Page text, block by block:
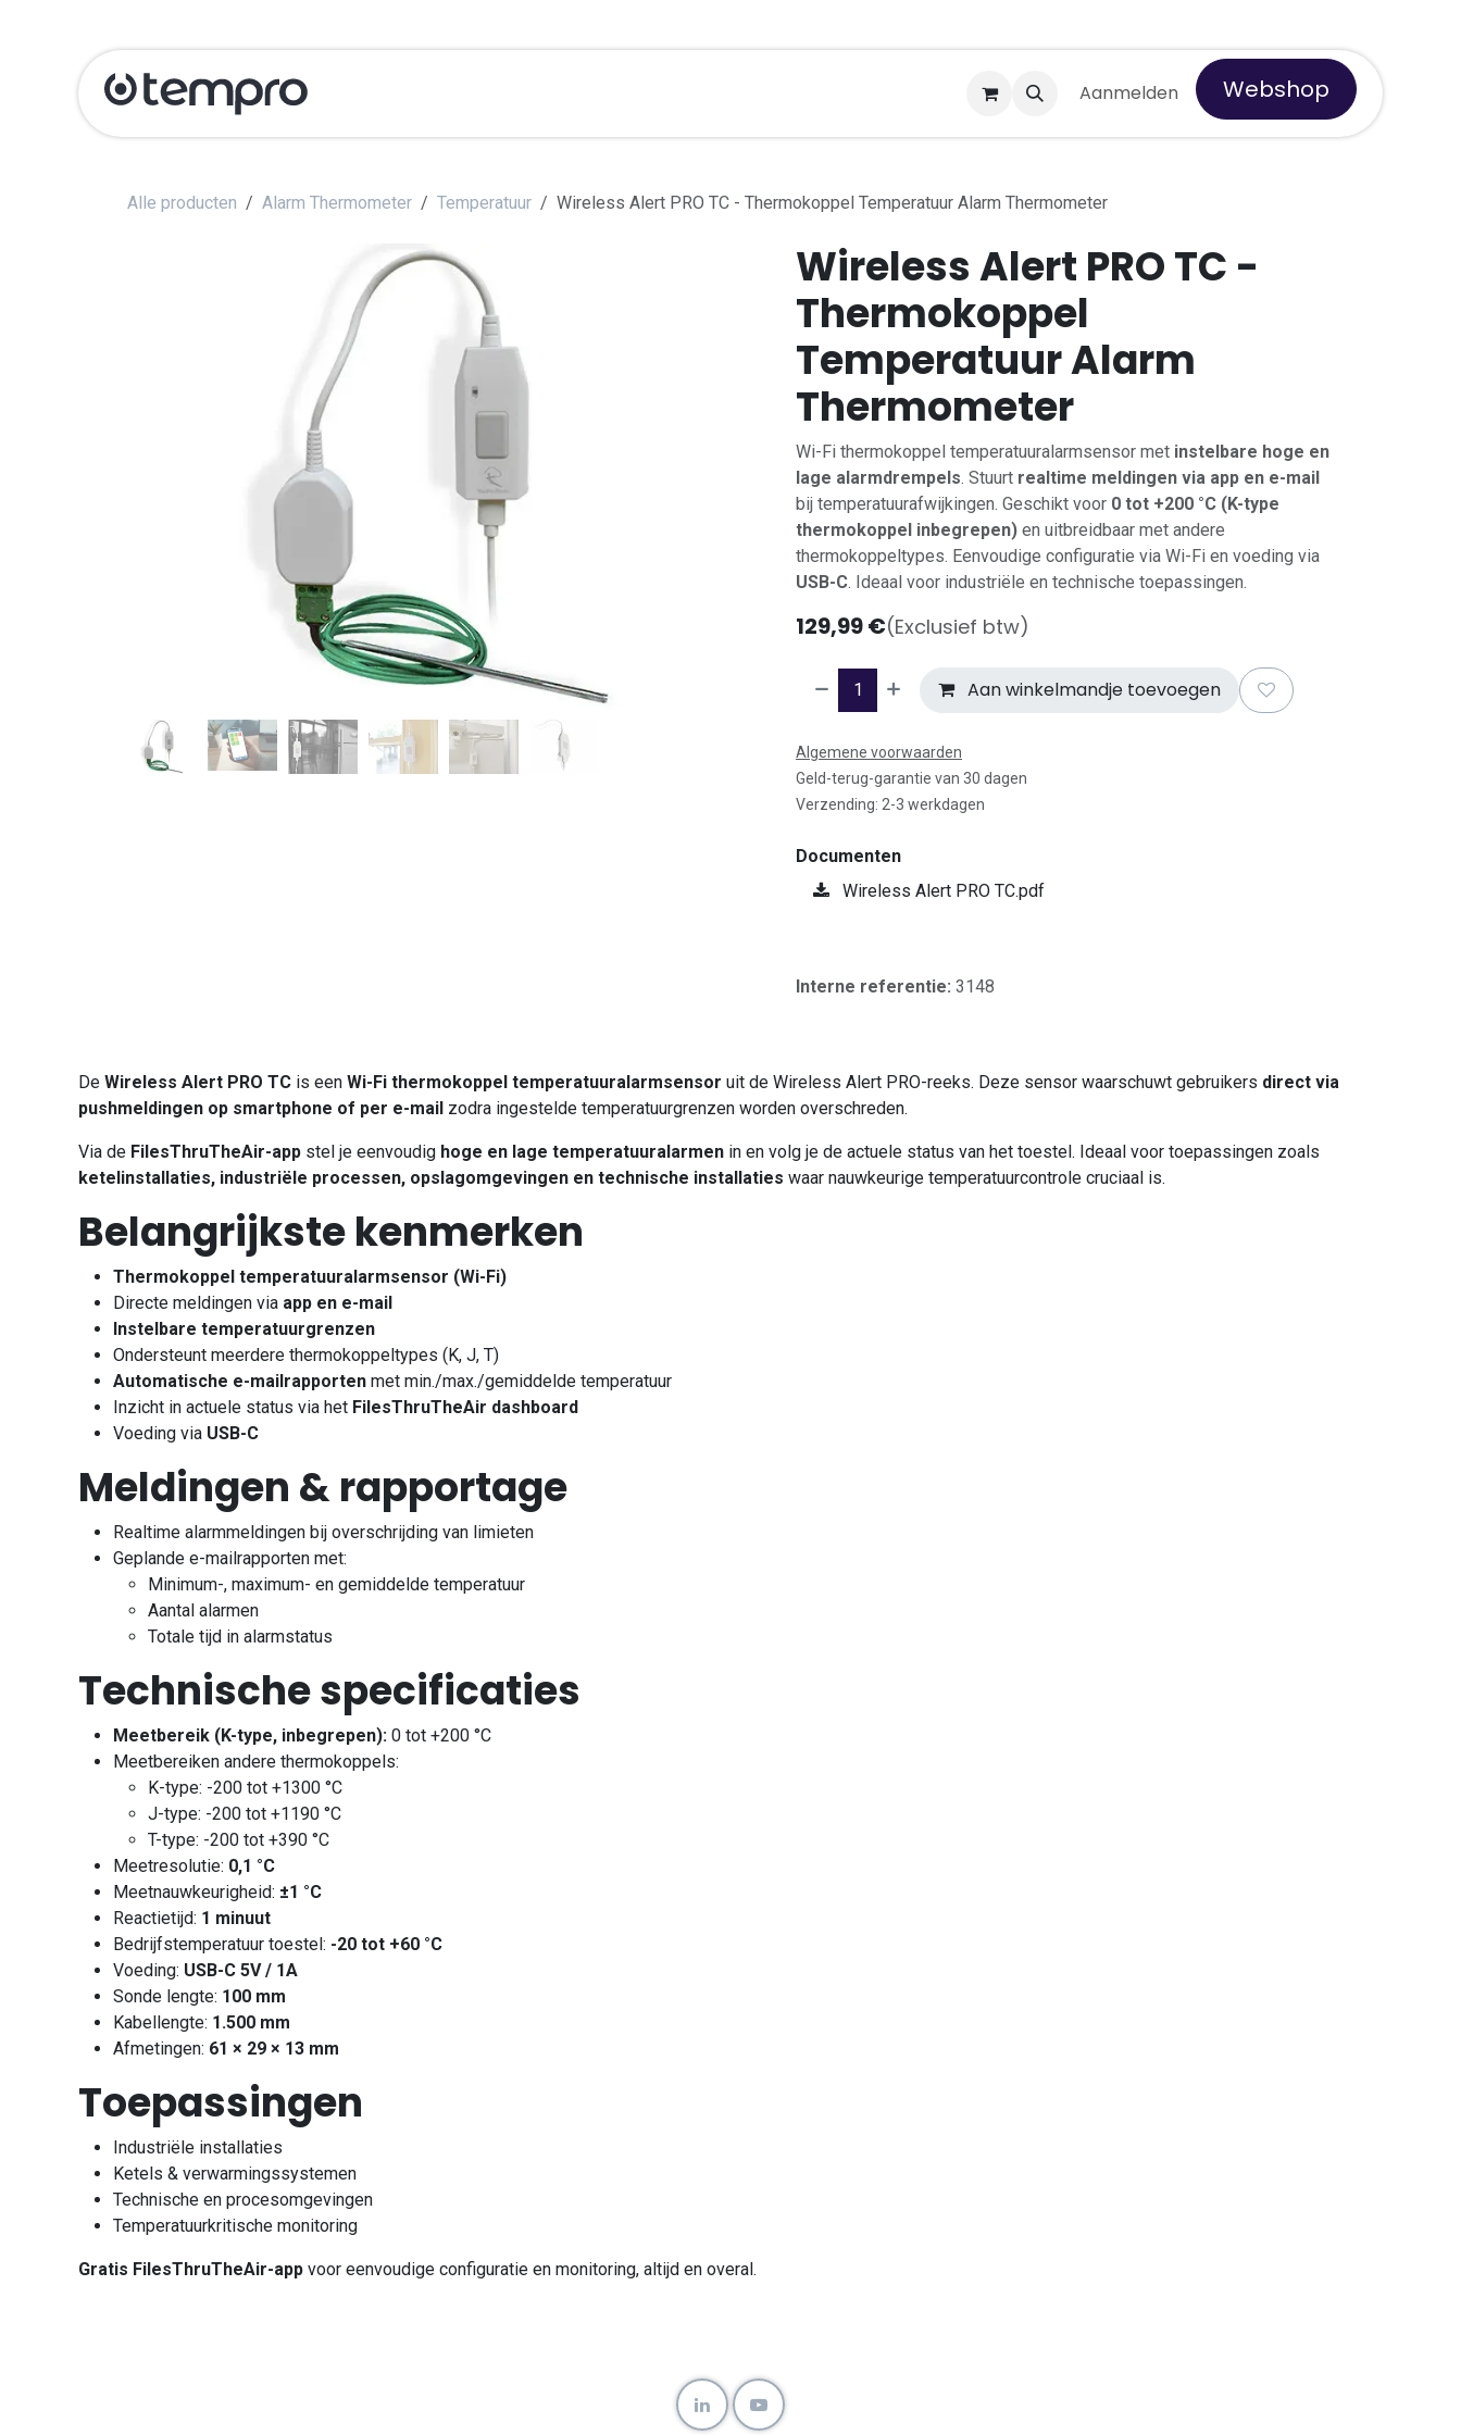
Overslaan naar inhoud
Over Tempro Aanmelden Webshop
Alle producten Alarm Thermometer Temperatuur Wireless Alert PRO TC - Thermokoppel Temperatuur Alarm Thermometer
Wireless Alert PRO TC -
Thermokoppel
Temperatuur Alarm
Thermometer
Wi-Fi thermokoppel temperatuuralarmsensor met instelbare hoge en
lage alarmdrempels. Stuurt realtime meldingen via app en e-mail
bij temperatuurafwijkingen. Geschikt voor 0 tot +200 °C (K-type
thermokoppel inbegrepen) en uitbreidbaar met andere
thermokoppeltypes. Eenvoudige configuratie via Wi-Fi en voeding via
USB-C. Ideaal voor industriële en technische toepassingen.
129,99€(Exclusief btw)
Aan winkelmandje toevoegen
Algemene voorwaarden
Geld-terug-garantie van 30 dagen
Verzending: 2-3 werkdagen
Documenten
Wireless Alert PRO TC.pdf
Interne referentie: 3148
De Wireless Alert PRO TC is een Wi-Fi thermokoppel temperatuuralarmsensor uit de Wireless Alert PRO-reeks. Deze sensor waarschuwt gebruikers direct via
pushmeldingen op smartphone of per e-mail zodra ingestelde temperatuurgrenzen worden overschreden.
Via de FilesThruTheAir-app stel je eenvoudig hoge en lage temperatuur­alarmen in en volg je de actuele status van het toestel. Ideaal voor toepassingen zoals
ketelinstallaties, industriële processen, opslagomgevingen en technische installaties waar nauwkeurige temperatuurcontrole cruciaal is.
Belangrijkste kenmerken
Thermokoppel temperatuuralarmsensor (Wi-Fi)
Directe meldingen via app en e-mail
Instelbare temperatuurgrenzen
Ondersteunt meerdere thermokoppeltypes (K, J, T)
Automatische e-mailrapporten met min./max./gemiddelde temperatuur
Inzicht in actuele status via het FilesThruTheAir dashboard
Voeding via USB-C
Meldingen & rapportage
Realtime alarmmeldingen bij overschrijding van limieten
Geplande e-mailrapporten met:
Minimum-, maximum- en gemiddelde temperatuur
Aantal alarmen
Totale tijd in alarmstatus
Technische specificaties
Meetbereik (K-type, inbegrepen): 0 tot +200 °C
Meetbereiken andere thermokoppels:
K-type: -200 tot +1300 °C
J-type: -200 tot +1190 °C
T-type: -200 tot +390 °C
Meetresolutie: 0,1 °C
Meetnauwkeurigheid: ±1 °C
Reactietijd: 1 minuut
Bedrijfstemperatuur toestel: -20 tot +60 °C
Voeding: USB-C 5V / 1A
Sonde lengte: 100 mm
Kabellengte: 1.500 mm
Afmetingen: 61 × 29 × 13 mm
Toepassingen
Industriële installaties
Ketels & verwarmingssystemen
Technische en procesomgevingen
Temperatuurkritische monitoring
Gratis FilesThruTheAir-app voor eenvoudige configuratie en monitoring, altijd en overal.